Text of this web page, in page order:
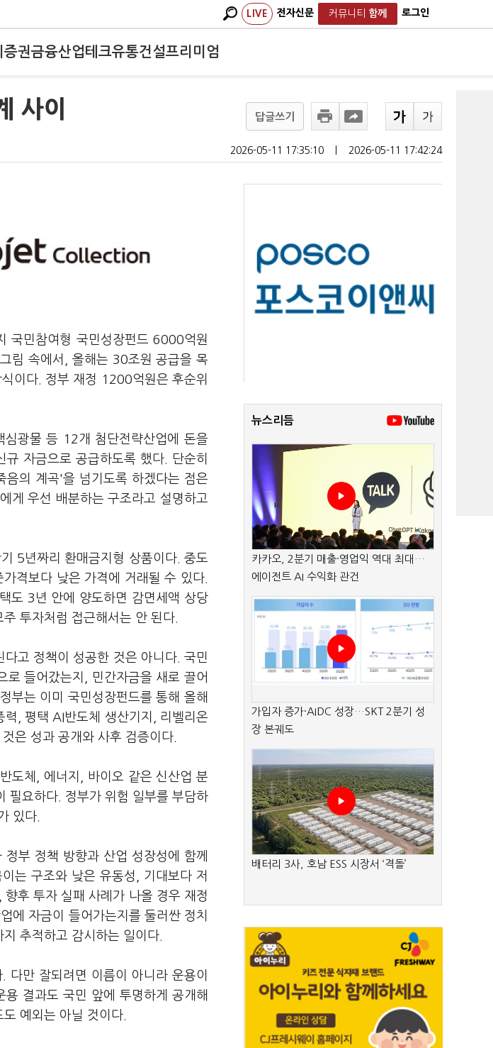
LIVE 전자신문 커뮤니티 함께 로그인
증권금융산업테크유통건설프리미엄
사이 답글쓰기
2026-05-11 17:35:10 2026-05-11 17:42:24
국민참여형 국민성장펀드 6000억원
림 속에서, 올해는 30조원 공급을 목
이다. 정부 재정 1200억원은 후순위
광물 등 12개 첨단전략산업에 돈을
자금으로 공급하도록 했다. 단순히
음의 계곡'을 넘기도록 하겠다는 점은
게 우선 배분하는 구조라고 설명하고
5년짜리 환매금지형 상품이다. 중도
격보다 낮은 가격에 거래될 수 있다.
도 3년 안에 양도하면 감면세액 상당
투자처럼 접근해서는 안 된다.
고 정책이 성공한 것은 아니다. 국민
로 들어갔는지, 민간자금을 새로 끌어
부는 이미 국민성장펀드를 통해 올해
, 평택 AI반도체 생산기지, 리벨리온
은 성과 공개와 사후 검증이다.
도체, 에너지, 바이오 같은 신산업 분
필요하다. 정부가 위험 일부를 부담하
있다.
부 정책 방향과 산업 성장성에 함께
는 구조와 낮은 유동성, 기대보다 저
후 투자 실패 사례가 나올 경우 재정
에 자금이 들어가는지를 둘러싼 정치
추적하고 감시하는 일이다.
다만 잘되려면 이름이 아니라 운용이
결과도 국민 앞에 투명하게 공개해
예외는 아닐 것이다.
뉴스리듬
카카오, 2분기 매출·영업익 역대 최대…
에이전트 AI 수익화 관건
가입자 증가·AIDC 성장…SKT 2분기 성
장 본궤도
배터리 3사, 호남 ESS 시장서 ‘격돌’